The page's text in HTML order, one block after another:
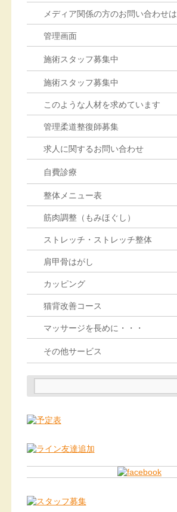
メディア関係の方のお問い合わせは
管理画面
施術スタッフ募集中
施術スタッフ募集中
このような人材を求めています
管理柔道整復師募集
求人に関するお問い合わせ
自費診療
整体メニュー表
筋肉調整（もみほぐし）
ストレッチ・ストレッチ整体
肩甲骨はがし
カッピング
猫背改善コース
マッサージを長めに・・・
その他サービス